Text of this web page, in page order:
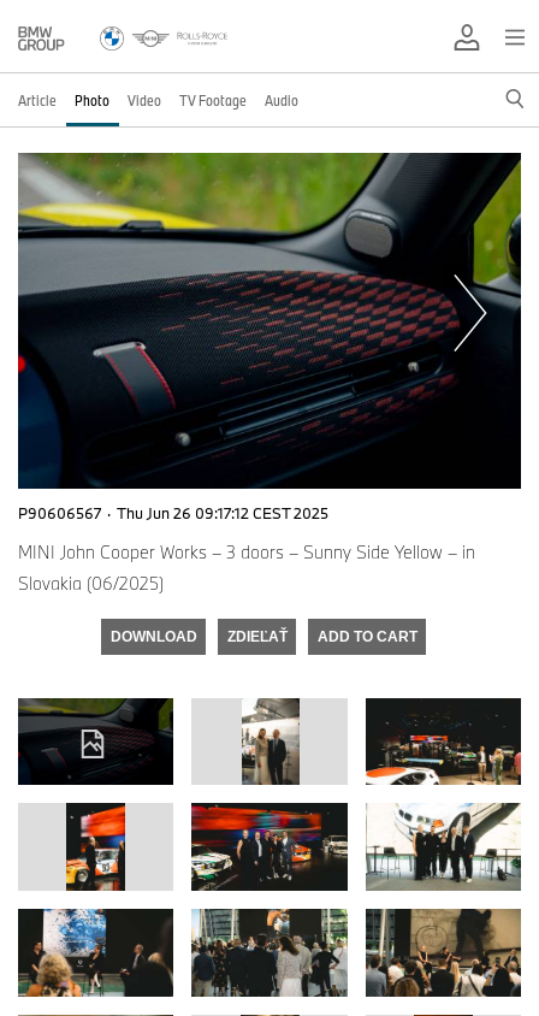
Article Photo Video TV Footage Audio
P90606567 · Thu Jun 26 09:17:12 CEST 2025
MINI John Cooper Works – 3 doors – Sunny Side Yellow – in
Slovakia (06/2025)
DOWNLOAD ZDIEĽAŤ ADD TO CART